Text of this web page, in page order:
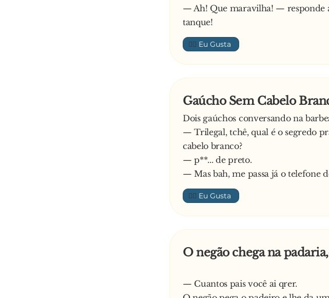
— Ah! Que maravilha! — responde
tanque!
👍🏼
Gaúcho Sem Cabelo
Dois gaúchos conversando na
— Trilegal, tchê, qual é o segredo
cabelo branco?
— p**... de preto.
— Mas bah, me passa já o telefone
👍🏼
O negão chega na
— Cuantos pais você ai qrer.